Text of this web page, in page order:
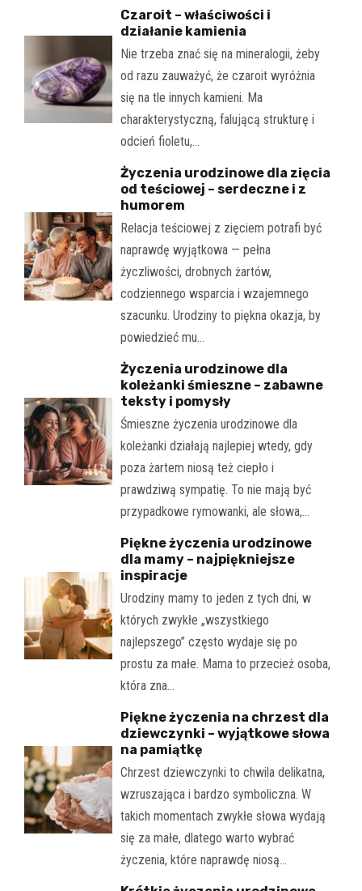
Czaroit – właściwości i
działanie kamienia
Nie trzeba znać się na mineralogii, żeby
od razu zauważyć, że czaroit wyróżnia
się na tle innych kamieni. Ma
charakterystyczną, falującą strukturę i
odcień fioletu,…
Życzenia urodzinowe dla zięcia
od teściowej – serdeczne i z
humorem
Relacja teściowej z zięciem potrafi być
naprawdę wyjątkowa — pełna
życzliwości, drobnych żartów,
codziennego wsparcia i wzajemnego
szacunku. Urodziny to piękna okazja, by
powiedzieć mu…
Życzenia urodzinowe dla
koleżanki śmieszne – zabawne
teksty i pomysły
Śmieszne życzenia urodzinowe dla
koleżanki działają najlepiej wtedy, gdy
poza żartem niosą też ciepło i
prawdziwą sympatię. To nie mają być
przypadkowe rymowanki, ale słowa,…
Piękne życzenia urodzinowe
dla mamy – najpiękniejsze
inspiracje
Urodziny mamy to jeden z tych dni, w
których zwykłe „wszystkiego
najlepszego” często wydaje się po
prostu za małe. Mama to przecież osoba,
która zna…
Piękne życzenia na chrzest dla
dziewczynki – wyjątkowe słowa
na pamiątkę
Chrzest dziewczynki to chwila delikatna,
wzruszająca i bardzo symboliczna. W
takich momentach zwykłe słowa wydają
się za małe, dlatego warto wybrać
życzenia, które naprawdę niosą…